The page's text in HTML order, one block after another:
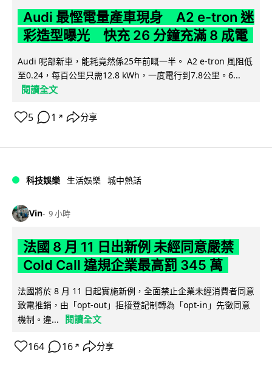
Audi 最慳電量產車現身 A2 e-tron 迷
彩造型曝光 快充 26 分鐘充滿 8 成電
Audi 呢部新車，能耗竟然係25年前嘅一半。 A2 e-tron 風阻低
至0.24，每百公里只需12.8 kWh，一度電行到7.8公里。6...
閱讀全文
5 1 ↗ 分享
科技娛樂 生活娛樂 城中熱話
Vin 9 小時
法國 8 月 11 日出新例 未經同意嚴禁
Cold Call 違規企業最高罰 345 萬
法國將於 8 月 11 日起實施新例，全面禁止企業未經消費者同意
致電推銷，由「opt-out」拒接登記制轉為「opt-in」先徵同意
機制。違...
閱讀全文
164 16 ↗ 分享